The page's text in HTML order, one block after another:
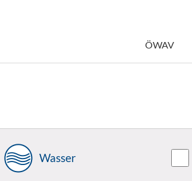
ÖWAV
Wasser